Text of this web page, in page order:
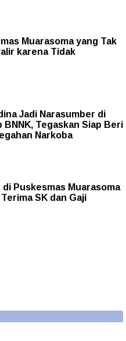
Muarasoma yang Tak
karena Tidak
Jadi Narasumber di
Tegaskan Siap Beri
Narkoba
Puskesmas Muarasoma
SK dan Gaji